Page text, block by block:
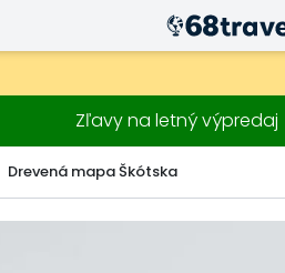
Zľavy na letný výpredaj
Drevená mapa Škótska